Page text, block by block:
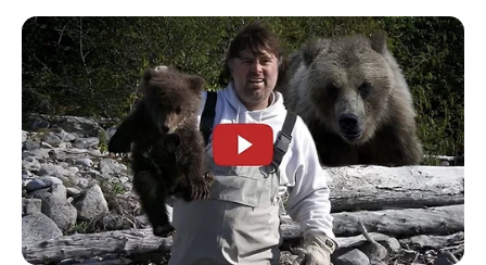
Les 7 du W.E. : 9 – 8 – 6 – 14 – 5 – 2 – 13 – 1
Midi-Libre : 6 – 1 – 13 – 5 – 11 – 8 – 9 – 7
Ouest France : 11 – 8 – 7 – 12 – 16 – 4 – 3 – 6
RMC : 11 – 9 – 5 – 13 – 7 – 6 – 2 – 1
Scoopdyga : 12 – 9 – 14 – 3 – 7 – 6 – 2 – 13
Tiercé-Magazine : 9 – 2 – 6 – 7 – 12 – 11 – 8 – 5
Tropiques-FM : 9 – 5 – 7 – 1 – 6 – 11 – 8 – 13
Turfomania : 9 – 2 – 1 – 7 – 12 – 16 – 8 – 13
ZEturf.fr : 8 – 5 – 7 – 11 – 14 – 9 – 12 – 4